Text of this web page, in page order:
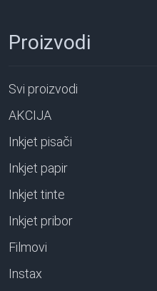
Proizvodi
Svi proizvodi
AKCIJA
Inkjet pisači
Inkjet papir
Inkjet tinte
Inkjet pribor
Filmovi
Instax